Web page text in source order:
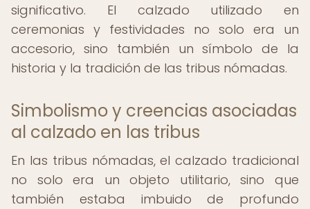
significativo. El calzado utilizado en
ceremonias y festividades no solo era un
accesorio, sino también un símbolo de la
historia y la tradición de las tribus nómadas.
Simbolismo y creencias asociadas
al calzado en las tribus
En las tribus nómadas, el calzado tradicional
no solo era un objeto utilitario, sino que
también estaba imbuido de profundo